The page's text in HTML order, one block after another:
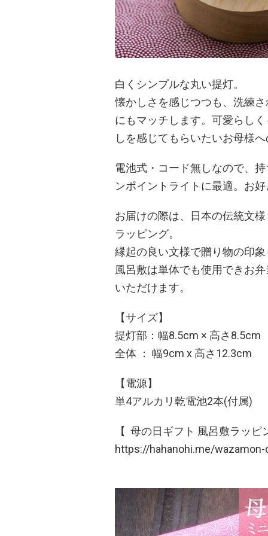
白くシンプルな丸い提灯。
懐かしさを感じつつも、洗練
にもマッチします。可愛らし
しを感じてもらいたいお母様
電池式・コード無しなので、
ンポイントライトに最適。お
お届けの際は、日本の伝統文
ラッピング。
縁起の良い文様で贈り物の印
風呂敷は単体でも使用できお
いただけます。
【サイズ】
提灯部：幅8.5cm × 高さ8.5cm
全体 ： 幅9cm x 高さ12.3cm
【電源】
単4アルカリ乾電池2本(付属)
【 母の日ギフト 風呂敷ラッ
https://hahanohi.me/